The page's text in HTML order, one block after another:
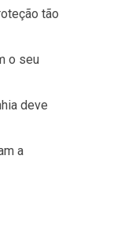
tão
o seu
deve
a